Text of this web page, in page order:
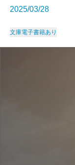
2025/03/28
文庫電子書籍あり